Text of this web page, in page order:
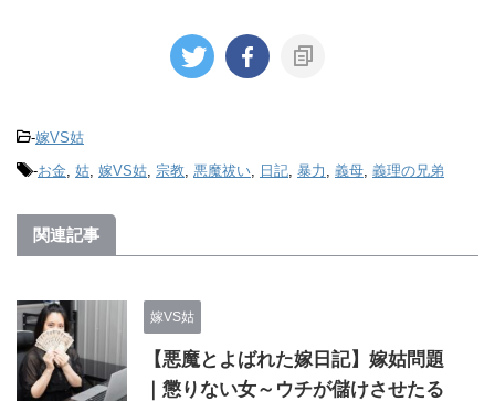
-嫁VS姑
-お金, 姑, 嫁VS姑, 宗教, 悪魔祓い, 日記, 暴力 , 義母, 義理の兄弟
関連記事
嫁VS姑
【悪魔とよばれた嫁日記】嫁姑問題
｜懲りない女～ウチが儲けさせたる